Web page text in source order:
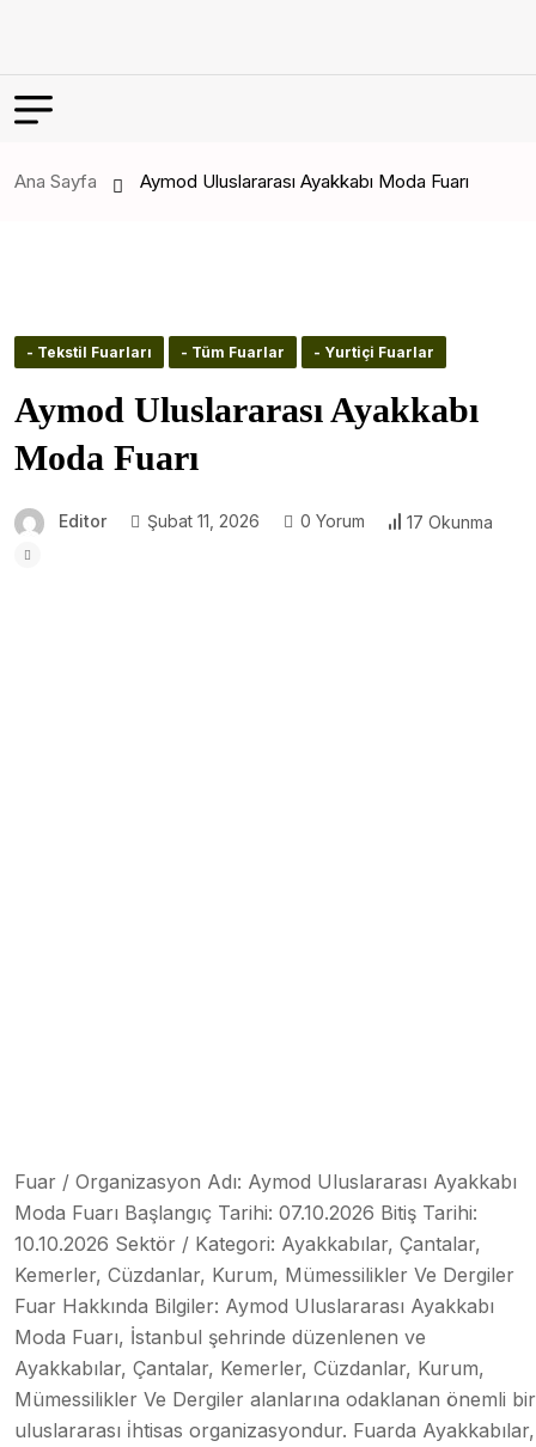
Ana Sayfa Aymod Uluslararası Ayakkabı Moda Fuarı
- Tekstil Fuarları - Tüm Fuarlar - Yurtiçi Fuarlar
Aymod Uluslararası Ayakkabı
Moda Fuarı
Editor Şubat 11, 2026 0 Yorum 17 Okunma
Fuar / Organizasyon Adı: Aymod Uluslararası Ayakkabı
Moda Fuarı Başlangıç Tarihi: 07.10.2026 Bitiş Tarihi:
10.10.2026 Sektör / Kategori: Ayakkabılar, Çantalar,
Kemerler, Cüzdanlar, Kurum, Mümessilikler Ve Dergiler
Fuar Hakkında Bilgiler: Aymod Uluslararası Ayakkabı
Moda Fuarı, İstanbul şehrinde düzenlenen ve
Ayakkabılar, Çantalar, Kemerler, Cüzdanlar, Kurum,
Mümessilikler Ve Dergiler alanlarına odaklanan önemli bir
uluslararası i̇htisas organizasyondur. Fuarda Ayakkabılar,